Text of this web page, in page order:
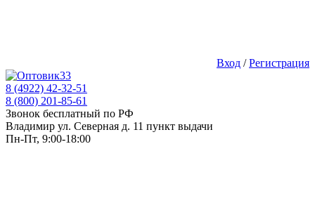
Вход /Регистрация
8 (4922) 42-32-51
8 (800) 201-85-61
Звонок бесплатный по РФ
Владимир ул. Северная д. 11 пункт выдачи
Пн-Пт, 9:00-18:00